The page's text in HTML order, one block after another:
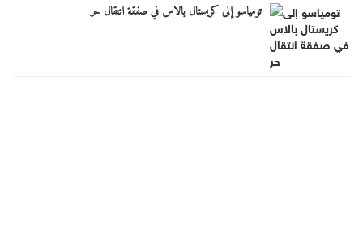
تومياسو إلى كريستال بالاس في صفقة انتقال حر